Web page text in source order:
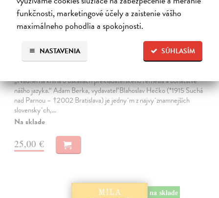
funkčnosti, marketingové účely a zaistenie vášho
maximálneho pohodlia a spokojnosti.
SÚHLASÍM
NASTAVENIA
Dobrodružstvo prekladu
„Nádherná kniha o úskaliach prekladateľského remesla a bohatstve
nášho jazyka.“ Adam Berka, vydavateľ Blahoslav Hečko (*1915 Suchá
nad Parnou – †2002 Bratislava) je jedny´m z najvy´znamnejších
slovensky´ch,…
Na sklade
25,00 €
na sklade